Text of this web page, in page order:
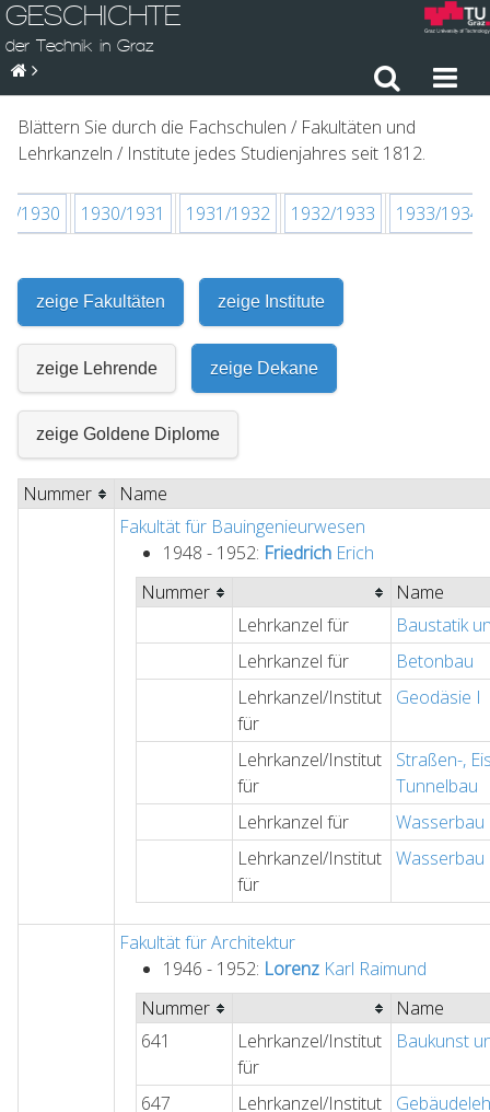
GESCHICHTE
der Technik in Graz
Blättern Sie durch die Fachschulen / Fakultäten und
Lehrkanzeln / Institute jedes Studienjahres seit 1812.
1930 1930/1931 1931/1932 1932/1933 1933/1934
zeige Fakultäten zeige Institute
zeige Lehrende zeige Dekane
zeige Goldene Diplome
Nummer
Name
Fakultät für Bauingenieurwesen
1948 - 1952: Friedrich Erich
Nummer
Name
Lehrkanzel für
Baustatik
Lehrkanzel für
Betonbau
Lehrkanzel/Institut
für
Geodäsie I
Lehrkanzel/Institut
für
Straßen-,
Tunnelbau
Lehrkanzel für
Wasserbau
Lehrkanzel/Institut
für
Fakultät für Architektur
1946 - 1952: Lorenz Karl Raimund
Nummer
Name
641
Lehrkanzel/Institut
für
Baukunst
647
Lehrkanzel/Institut